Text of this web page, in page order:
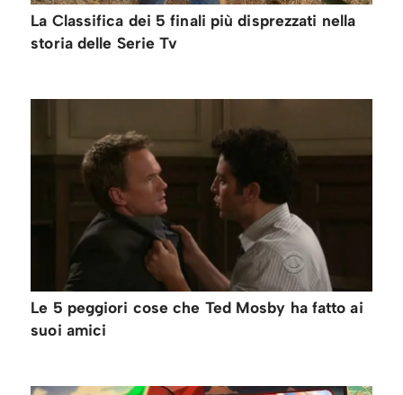
La Classifica dei 5 finali più disprezzati nella
storia delle Serie Tv
Le 5 peggiori cose che Ted Mosby ha fatto ai
suoi amici